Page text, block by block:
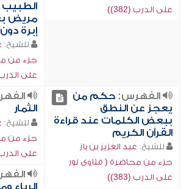
على الدرب (382))
الطبيب
مريض
إبرة
للشيخ:
جزء من
على الدرب
الفهرس:حكم من
يعجز عن النطق
ببعض الكلمات عند قراءة
القرآن الكريم
للشيخ: عبد العزيز بن باز
جزء من محاضرة ( فتاوى نور
على الدرب (383))
الثمار
للشيخ:
جزء من
على الدرب
الرياء